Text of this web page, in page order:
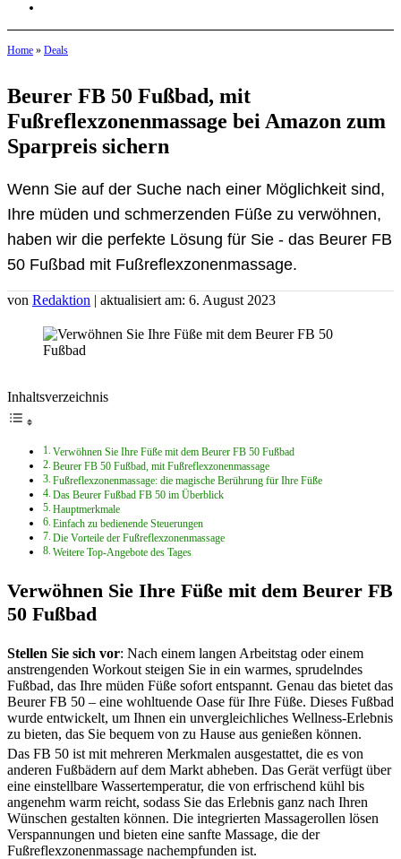
Home » Deals
Beurer FB 50 Fußbad, mit
Fußreflexzonenmassage bei Amazon zum
Sparpreis sichern
Wenn Sie auf der Suche nach einer Möglichkeit sind,
Ihre müden und schmerzenden Füße zu verwöhnen,
haben wir die perfekte Lösung für Sie - das Beurer FB
50 Fußbad mit Fußreflexzonenmassage.
von Redaktion | aktualisiert am: 6. August 2023
Inhaltsverzeichnis
Verwöhnen Sie Ihre Füße mit dem Beurer FB 50 Fußbad
Beurer FB 50 Fußbad, mit Fußreflexzonenmassage
Fußreflexzonenmassage: die magische Berührung für Ihre Füße
Das Beurer Fußbad FB 50 im Überblick
Hauptmerkmale
Einfach zu bedienende Steuerungen
Die Vorteile der Fußreflexzonenmassage
Weitere Top-Angebote des Tages
Verwöhnen Sie Ihre Füße mit dem Beurer FB
50 Fußbad
Stellen Sie sich vor: Nach einem langen Arbeitstag oder einem
anstrengenden Workout steigen Sie in ein warmes, sprudelndes
Fußbad, das Ihre müden Füße sofort entspannt. Genau das bietet das
Beurer FB 50 – eine wohltuende Oase für Ihre Füße. Dieses Fußbad
wurde entwickelt, um Ihnen ein unvergleichliches Wellness-Erlebnis
zu bieten, das Sie bequem von zu Hause aus genießen können.
Das FB 50 ist mit mehreren Merkmalen ausgestattet, die es von
anderen Fußbädern auf dem Markt abheben. Das Gerät verfügt über
eine einstellbare Wassertemperatur, die von erfrischend kühl bis
angenehm warm reicht, sodass Sie das Erlebnis ganz nach Ihren
Wünschen gestalten können. Die integrierten Massagerollen lösen
Verspannungen und bieten eine sanfte Massage, die der
Fußreflexzonenmassage nachempfunden ist.